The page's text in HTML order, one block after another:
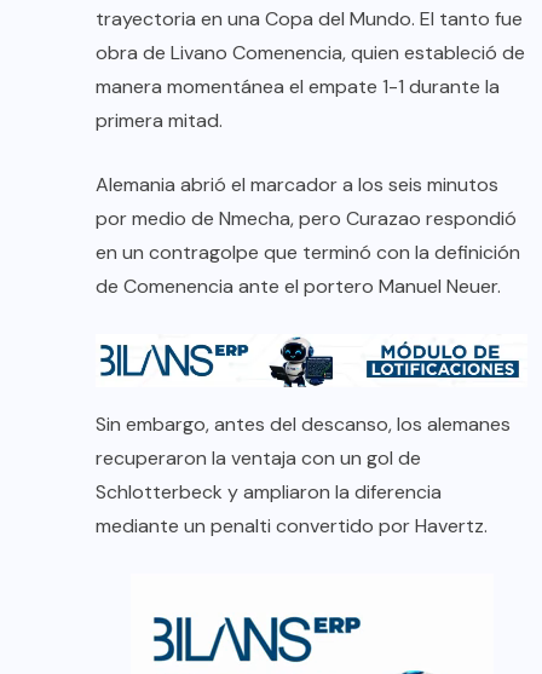
trayectoria en una Copa del Mundo. El tanto fue
obra de Livano Comenencia, quien estableció de
manera momentánea el empate 1-1 durante la
primera mitad.
Alemania abrió el marcador a los seis minutos
por medio de Nmecha, pero Curazao respondió
en un contragolpe que terminó con la definición
de Comenencia ante el portero Manuel Neuer.
Sin embargo, antes del descanso, los alemanes
recuperaron la ventaja con un gol de
Schlotterbeck y ampliaron la diferencia
mediante un penalti convertido por Havertz.